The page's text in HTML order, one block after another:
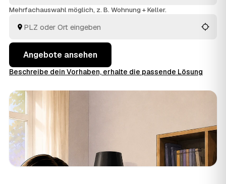
Übergabe an Ihren Vermieter kümmern sich die Profis
bekommt.
Mehrfachauswahl möglich, z. B. Wohnung + Keller.
Angebote ansehen
Beschreibe dein Vorhaben, erhalte die passende Lösung